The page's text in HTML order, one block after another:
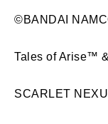
©BANDAI
Tales of Arise™
SCARLET